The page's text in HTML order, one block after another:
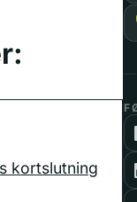
kortslutning